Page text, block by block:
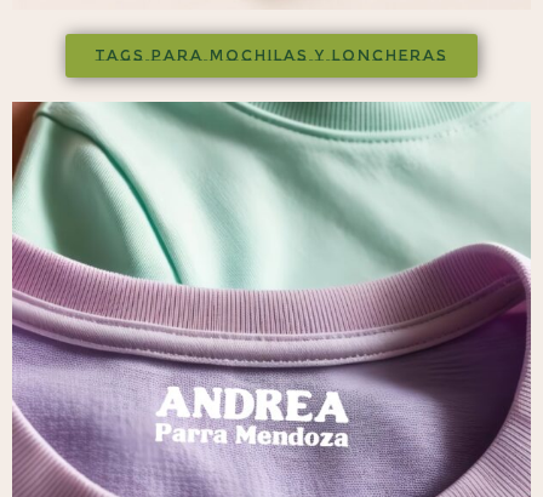
TAGS PARA MOCHILAS Y LONCHERAS